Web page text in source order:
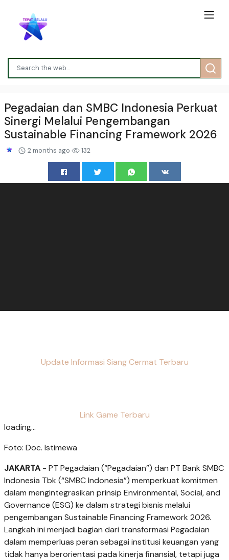
Pegadaian dan SMBC Indonesia Perkuat
Sinergi Melalui Pengembangan
Sustainable Financing Framework 2026
2 months ago 132
Update Informasi Siang Cermat Terbaru
Link Game Terbaru
loading...
Foto: Doc. Istimewa
JAKARTA - PT Pegadaian (“Pegadaian”) dan PT Bank SMBC
Indonesia Tbk (“SMBC Indonesia”) memperkuat komitmen
dalam mengintegrasikan prinsip Environmental, Social, and
Governance (ESG) ke dalam strategi bisnis melalui
pengembangan Sustainable Financing Framework 2026.
Langkah ini menjadi bagian dari transformasi Pegadaian
dalam memperluas peran sebagai institusi keuangan yang
tidak hanya berorientasi pada kinerja finansial, tetapi juga